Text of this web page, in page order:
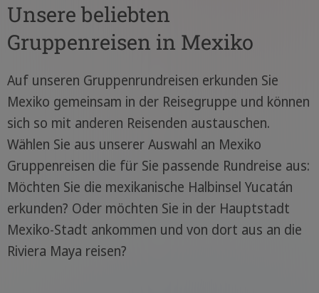
Unsere beliebten
Gruppenreisen in Mexiko
Auf unseren Gruppenrundreisen erkunden Sie
Mexiko gemeinsam in der Reisegruppe und können
sich so mit anderen Reisenden austauschen.
Wählen Sie aus unserer Auswahl an Mexiko
Gruppenreisen die für Sie passende Rundreise aus:
Möchten Sie die mexikanische Halbinsel Yucatán
erkunden? Oder möchten Sie in der Hauptstadt
Mexiko-Stadt ankommen und von dort aus an die
Riviera Maya reisen?